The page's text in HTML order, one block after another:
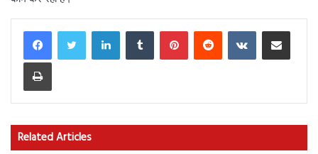
LinkedInTumblr PinterestReddit VKontakteShare via Email
Print
Related Articles